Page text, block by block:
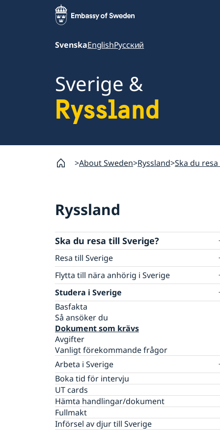
SvenskaEnglishРусский
Sverige &
Ryssland
About Sweden Ryssland Ska du
Ryssland
Ska du resa till Sverige?
Resa till Sverige
Basfakta
Söka visum
Så ansöker du
Visum för flera inresor
Dokument som krävs
Turistbesök - extra dokument
Besöka släkt och vänner - extra dokument
Affärsbesök - extra dokument
Sport, kultur och andra typer av besök -
dokument
Minderåriga - extra dokument
Medicinsk reseförsäkring
Uppehållstillstånd för besök (Besöka
Sverige längre tid än 90 dagar)
Basfakta
Nationell visering
Flytta till nära anhörig i Sverige
Så ansöker du om uppehållstillstånd
Nödvändiga dokument
Avgifter
Vanligt förekommande frågor
Studera i Sverige
Basfakta
Så ansöker du
Dokument som krävs
Avgifter
Vanligt förekommande frågor
Arbeta i Sverige
Basfakta
Så ansöker du
Dokument som krävs
Avgifter
Vanligt förekommande frågor
Boka tid för intervju
UT cards
Hämta handlingar/dokument
Fullmakt
Införsel av djur till Sverige